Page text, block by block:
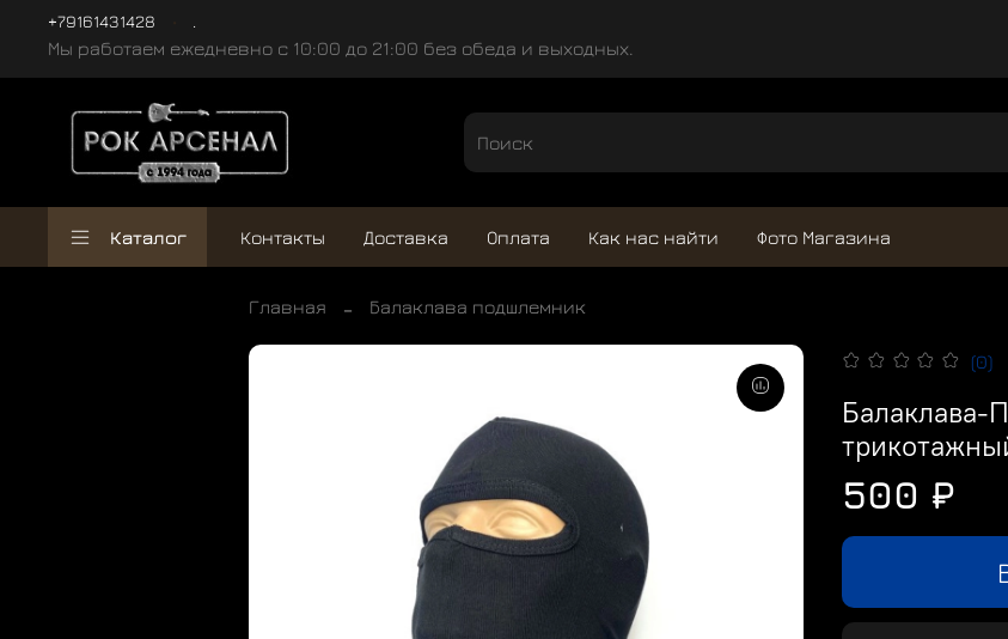
Мы работаем ежедневно с 10:00 до 21:00 без обеда и выходных.
+79161431428
Каталог Контакты Доставка Оплата Как нас найти Фото Магазина
Главная Балаклава подшлемник
(0)
500 ₽